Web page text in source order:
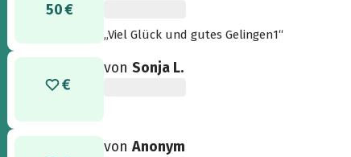
50 €
„Viel Glück und gutes Gelingen1“
vonSonja L.
vonAnonym